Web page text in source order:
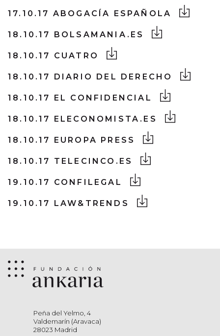
17.10.17 ABOGACÍA ESPAÑOLA
18.10.17 BOLSAMANIA.ES
18.10.17 CUATRO
18.10.17 DIARIO DEL DERECHO
18.10.17 EL CONFIDENCIAL
18.10.17 ELECONOMISTA.ES
18.10.17 EUROPA PRESS
18.10.17 TELECINCO.ES
19.10.17 CONFILEGAL
19.10.17 LAW&TRENDS
Peña del Yelmo, 4
Valdemarín (Aravaca)
28023 Madrid